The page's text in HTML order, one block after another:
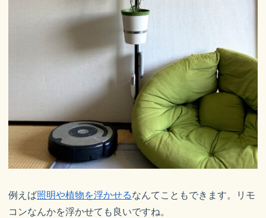
例えば照明や植物を浮かせるなんてこともできます。リモ
コンなんかを浮かせても良いですね。